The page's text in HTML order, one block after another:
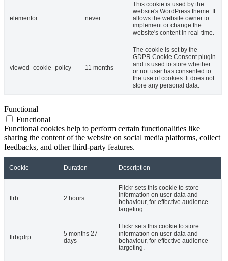
elementor never
This cookie is used by the
website's WordPress theme. It
allows the website owner to
implement or change the
website's content in real-time.
viewed_cookie_policy 11 months
The cookie is set by the
GDPR Cookie Consent plugin
and is used to store whether
or not user has consented to
the use of cookies. It does not
store any personal data.
Functional
Functional
Functional cookies help to perform certain functionalities like
sharing the content of the website on social media platforms, collect
feedbacks, and other third-party features.
Cookie Duration Description
flrb 2 hours
Flickr sets this cookie to store
information on user data and
behaviour, for effective audience
targeting.
flrbgdrp
5 months 27
days
Flickr sets this cookie to store
information on user data and
behaviour, for effective audience
targeting.